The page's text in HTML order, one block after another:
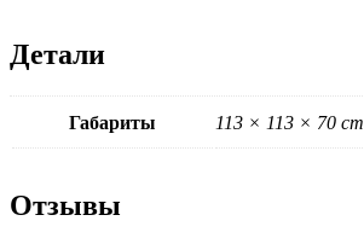
Детали
Габариты 113 × 113 × 70 cm
Отзывы